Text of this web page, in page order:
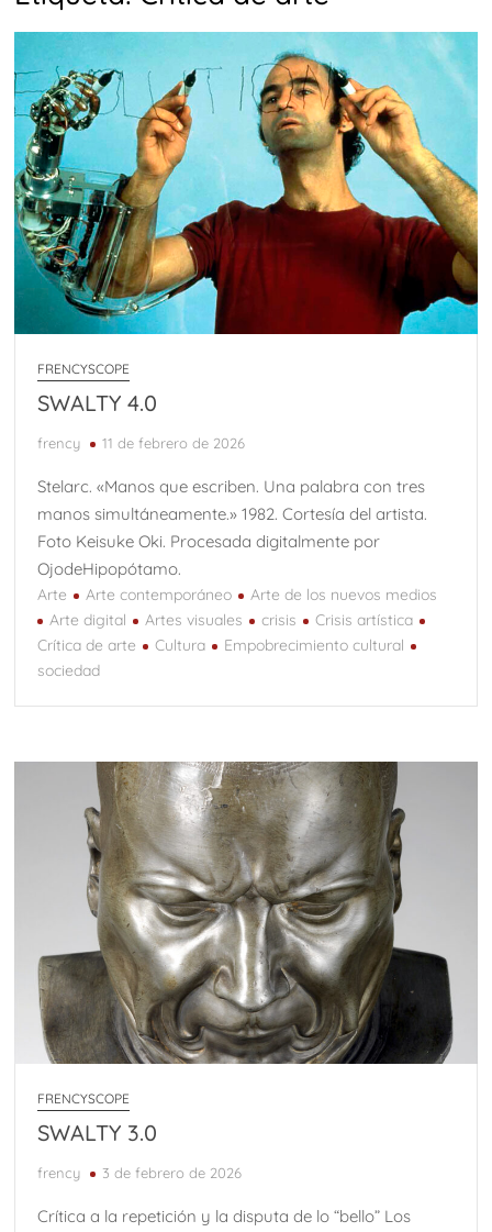
FRENCYSCOPE
SWALTY 4.0
frency 11 de febrero de 2026
Stelarc. «Manos que escriben. Una palabra con tres
manos simultáneamente.» 1982. Cortesía del artista.
Foto Keisuke Oki. Procesada digitalmente por
OjodeHipopótamo.
Arte Arte contemporáneo
Arte de los nuevos medios
Arte digital
Artes visuales crisis
Crisis artística
Crítica de arte
Cultura
Empobrecimiento cultural
sociedad
FRENCYSCOPE
SWALTY 3.0
frency 3 de febrero de 2026
Crítica a la repetición y la disputa de lo “bello” Los